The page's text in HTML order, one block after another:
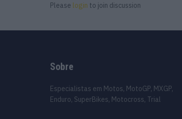
Please login to join discussion
Sobre
Especialistas em Motos, MotoGP, MXGP,
Enduro, SuperBikes, Motocross, Trial